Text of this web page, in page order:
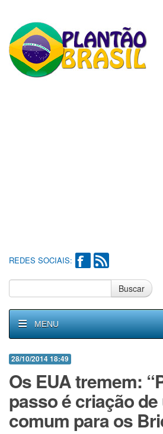
REDES SOCIAIS:
Buscar
MENU
28/10/2014 18:49
Os EUA tremem:
passo é criação
comum para os